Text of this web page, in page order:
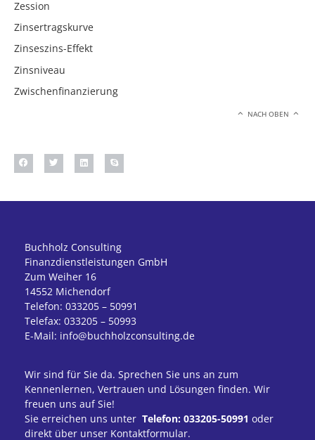
Zession
Zinsertragskurve
Zinseszins-Effekt
Zinsniveau
Zwischenfinanzierung
NACH OBEN
Buchholz Consulting
Finanzdienstleistungen GmbH
Zum Weiher 16
14552 Michendorf
Telefon: 033205 – 50991
Telefax: 033205 – 50993
E-Mail: info@buchholzconsulting.de
Wir sind für Sie da. Sprechen Sie uns an zum
Kennenlernen, Vertrauen und Lösungen finden. Wir
freuen uns auf Sie!
Sie erreichen uns unter Telefon: 033205-50991 oder
direkt über unser Kontaktformular.